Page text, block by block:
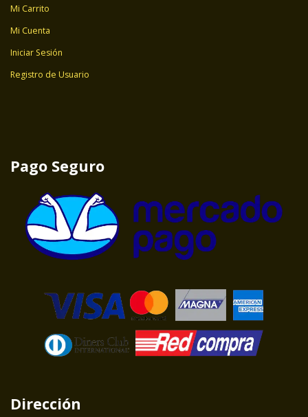
Mi Carrito
Mi Cuenta
Iniciar Sesión
Registro de Usuario
Pago Seguro
Dirección